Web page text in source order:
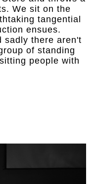
We sit on the
tangential
ensues.
sadly there aren't
of standing
people with